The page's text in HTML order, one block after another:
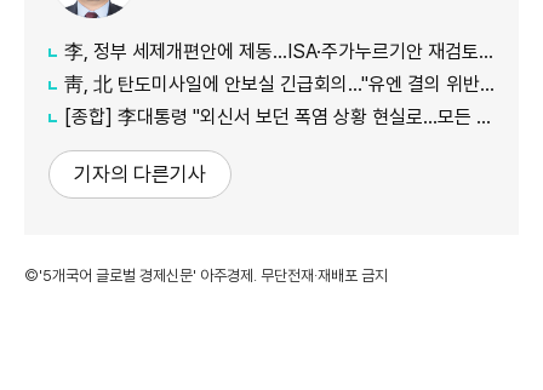
李, 정부 세제개편안에 제동…ISA·주가누르기안 재검토 지시
靑, 北 탄도미사일에 안보실 긴급회의…"유엔 결의 위반, 즉각 중단 촉구"
[종합] 李대통령 "외신서 보던 폭염 상황 현실로…모든 행정력 총동원하라"
기자의 다른기사
©'5개국어 글로벌 경제신문' 아주경제. 무단전재·재배포 금지